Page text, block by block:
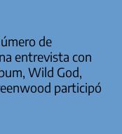
de
entrevista con
Wild God,
participó